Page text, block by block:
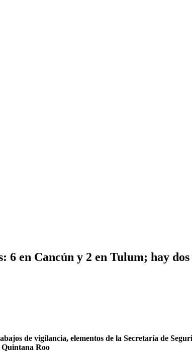
6 en Cancún y 2 en Tulum; hay
de vigilancia, elementos de la Secretaría de
Quintana Roo